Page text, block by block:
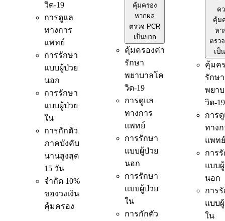
วิด-19
การดูแล
ทางการ
แพทย์
การรักษา
แบบผู้ป่วย
นอก
การรักษา
แบบผู้ป่วย
ใน
การกักตัว
ภาคบังคับ
นานสูงสุด
15 วัน
จำกัด 10%
ของวงเงิน
คุ้มครอง
คุ้มครอง
หากผล
ตรวจ PCR
เป็นบวก
คุ้มครองค่า
รักษา
พยาบาลโค
วิด-19
การดูแล
ทางการ
แพทย์
การรักษา
แบบผู้ป่วย
นอก
การรักษา
แบบผู้ป่วย
ใน
การกักตัว
ค
คุ้ม
หา
ตรว
เป็
คุ้มค
รักษา
พยา
วิด-19
การ
ทาง
แพทย์
การ
แบบ
นอก
การ
แบบ
ใน